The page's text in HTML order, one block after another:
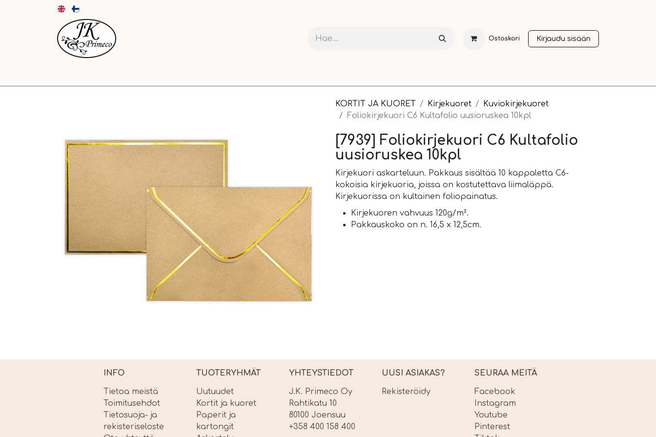
Ostoskori Kirjaudu sisään
KORTIT JA KUORET Kirjekuoret
Kuviokirjekuoret
Foliokirjekuori C6 Kultafolio uusioruskea 10kpl
[7939] Foliokirjekuori C6 Kultafolio
uusioruskea 10kpl
Kirjekuori askarteluun. Pakkaus sisältää 10 kappaletta C6-
kokoisia kirjekuoria, joissa on kostutettava liimaläppä.
Kirjekuorissa on kultainen foliopainatus.
Kirjekuoren vahvuus 120g/m².
Pakkauskoko on n. 16,5 x 12,5cm.
INFO
Tietoa meistä
Toimitusehdot
Tietosuoja- ja
rekisteriseloste
TUOTERYHMÄT
Uutuudet
Kortit ja kuoret
Paperit ja
kartongit
YHTEYSTIEDOT
J.K. Primeco Oy
Rahtikatu 10
80100 Joensuu
+358 400 158 400
UUSI ASIAKAS?
Rekisteröidy
SEURAA MEITÄ
Facebook
Instagram
Youtube
Pinterest